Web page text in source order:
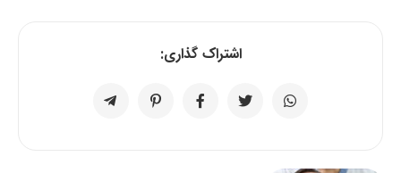
اشتراک گذاری: